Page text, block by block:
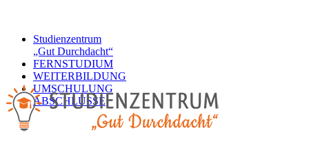
Studienzentrum
„Gut Durchdacht“
FERNSTUDIUM
WEITERBILDUNG
UMSCHULUNG
ABSCHLÜSSE